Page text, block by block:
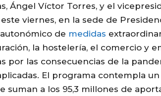
Ángel Víctor Torres, y el
viernes, en la sede de
de medidas
la hostelería, el comercio y
por las consecuencias de la
El programa contempla
suman a los 95,3 millones de